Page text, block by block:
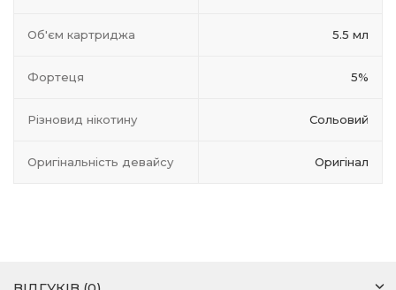
Об'єм картриджа 5.5 мл
Фортеця 5%
Різновид нікотину Сольовий
Оригінальність девайсу Оригінал